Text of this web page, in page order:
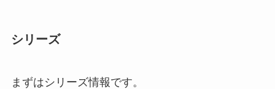
シリーズ
まずはシリーズ情報です。